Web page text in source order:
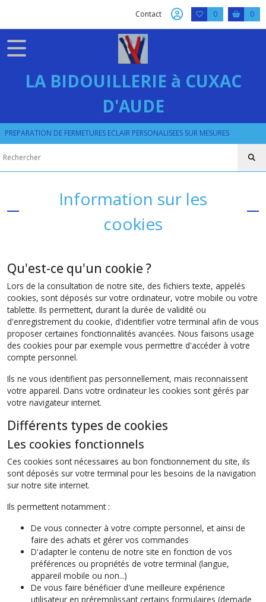
Contact 0 0
LA BIDOUILLERIE à CUXAC
D'AUDE
PREPARATION DE FERMETURES ECLAIR PERSONALISEES SUR MESURES
Information sur les
cookies
Qu'est-ce qu'un cookie ?
Lors de la consultation de notre site, des fichiers texte, appelés
cookies, sont déposés sur votre ordinateur, votre mobile ou votre
tablette. Ils permettent, durant la durée de validité ou
d'enregistrement du cookie, d'identifier votre terminal afin de vous
proposer certaines fonctionnalités avancées. Nous faisons usage
des cookies pour par exemple vous permettre d'accéder à votre
compte personnel.
Ils ne vous identifient pas personnellement, mais reconnaissent
votre appareil. Dans votre ordinateur les cookies sont gérés par
votre navigateur internet.
Différents types de cookies
Les cookies fonctionnels
Ces cookies sont nécessaires au bon fonctionnement du site, ils
sont déposés sur votre terminal pour les besoins de la navigation
sur notre site internet.
Ils permettent notamment :
De vous connecter à votre compte personnel, et ainsi de
faire des achats et gérer vos commandes
D'adapter le contenu de notre site en fonction de vos
préférences ou propriétés de votre terminal (langue,
appareil mobile ou non...)
De vous faire bénéficier d'une meilleure expérience
utilisateur en préremplissant certains formulaires (demade